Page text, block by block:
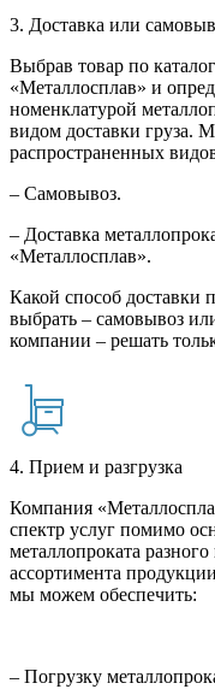
3. Доставка или
Выбрав товар по
«Металлосплав» и
номенклатурой
видом доставки груза.
распространенных
– Самовывоз.
– Доставка
«Металлосплав».
Какой способ доставки
выбрать – самовывоз
компании – решать
4. Прием и разгрузка
Компания
спектр услуг помимо
металлопроката
ассортимента
мы можем обеспечить:
– Погрузку